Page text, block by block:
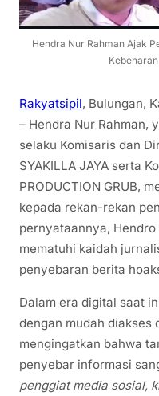
Hendra Nur Rahman Ajak
Rakyatsipil, Bulungan,
– Hendra Nur Rahman,
selaku Komisaris dan
SYAKILLA JAYA serta
PRODUCTION GRUB,
kepada rekan-rekan
pernyataannya,
mematuhi kaidah
penyebaran berita
Dalam era digital saat
dengan mudah diakses
mengingatkan bahwa
penyebar informasi
penggiat media sosial,